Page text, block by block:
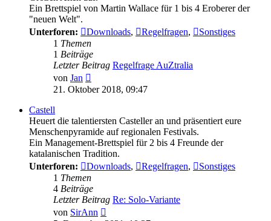
Ein Brettspiel von Martin Wallace für 1 bis 4 Eroberer der
"neuen Welt".
Unterforen:
Downloads, Regelfragen,
Sonstiges
1 Themen
1 Beiträge
Letzter Beitrag Regelfrage AuZtralia
von Jan
Beitrag
21. Oktober 2018, 09:47
Castell
Heuert die talentiersten Casteller an und präsentiert eure
Menschenpyramide auf regionalen Festivals.
Ein Management-Brettspiel für 2 bis 4 Freunde der
katalanischen Tradition.
Unterforen:
Downloads, Regelfragen,
Sonstiges
1 Themen
4 Beiträge
Letzter Beitrag Re: Solo-Variante
von SirAnn